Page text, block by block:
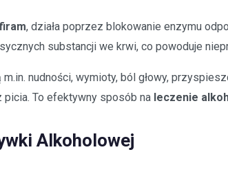
, działa poprzez blokowanie enzymu
substancji we krwi, co powoduje
m.in. nudności, wymioty, ból głowy,
picia. To efektywny sposób na leczenie
Alkoholowej